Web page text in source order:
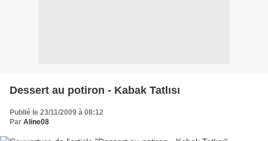
Dessert au potiron - Kabak Tatlısı
Publié le 23/11/2009 à 08:12
Par Aline08